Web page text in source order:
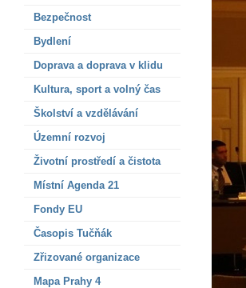
Bezpečnost
Bydlení
Doprava a doprava v klidu
Kultura, sport a volný čas
Školství a vzdělávání
Územní rozvoj
Životní prostředí a čistota
Místní Agenda 21
Fondy EU
Časopis Tučňák
Zřizované organizace
Mapa Prahy 4